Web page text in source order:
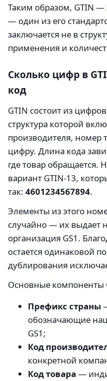
Таким образом, GTIN
— один из его
заключается не в
применения и
Сколько цифр в
код
GTIN состоит из
структура которой
производителя, номер
цифру. Длина кода
где товар обращается.
вариант GTIN‑13,
так: 4601234567894.
Элементы из этого
случайно — их выдает
организация GS1.
остается одинаковой
дублирования
Основные компоненты
Префикс страны
обозначающие
GS1;
Код
конкретной
Код товара —